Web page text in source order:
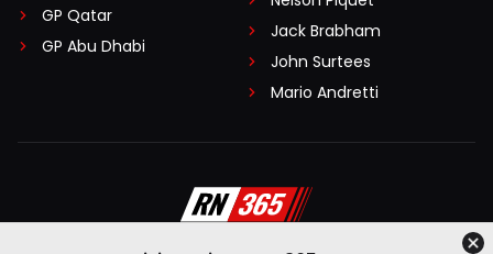
GP Qatar
GP Abu Dhabi
Jack Brabham
John Surtees
Mario Andretti